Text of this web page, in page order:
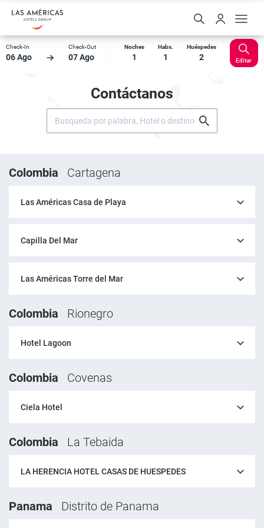
Check-In
06 Ago
Check-Out
07 Ago
Noches
1
Habs.
1
Huéspedes
2 Editar
Contáctanos
Colombia Cartagena
Las Américas Casa de Playa
Capilla Del Mar
Las Américas Torre del Mar
Colombia Rionegro
Hotel Lagoon
Colombia Covenas
Ciela Hotel
Colombia La Tebaida
LA HERENCIA HOTEL CASAS DE HUESPEDES
Panama Distrito de Panama